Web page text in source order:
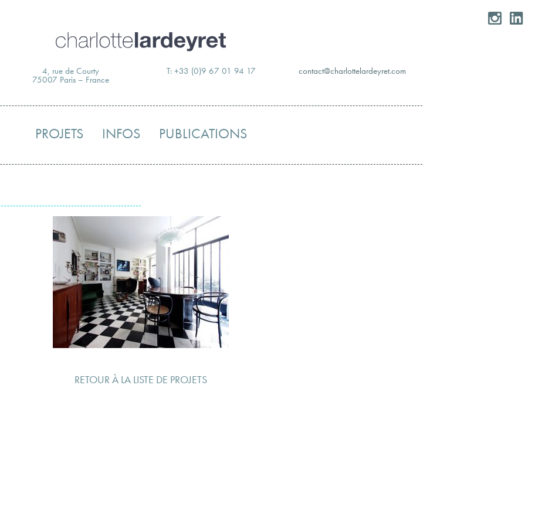
Skip
to
4, rue de Courty
75007 Paris – France
T: +33 (0)9 67 01 94 17 moc.teryedralettolrahc@tcatnoc
PROJETS INFOS PUBLICATIONS
RETOUR À LA LISTE DE PROJETS